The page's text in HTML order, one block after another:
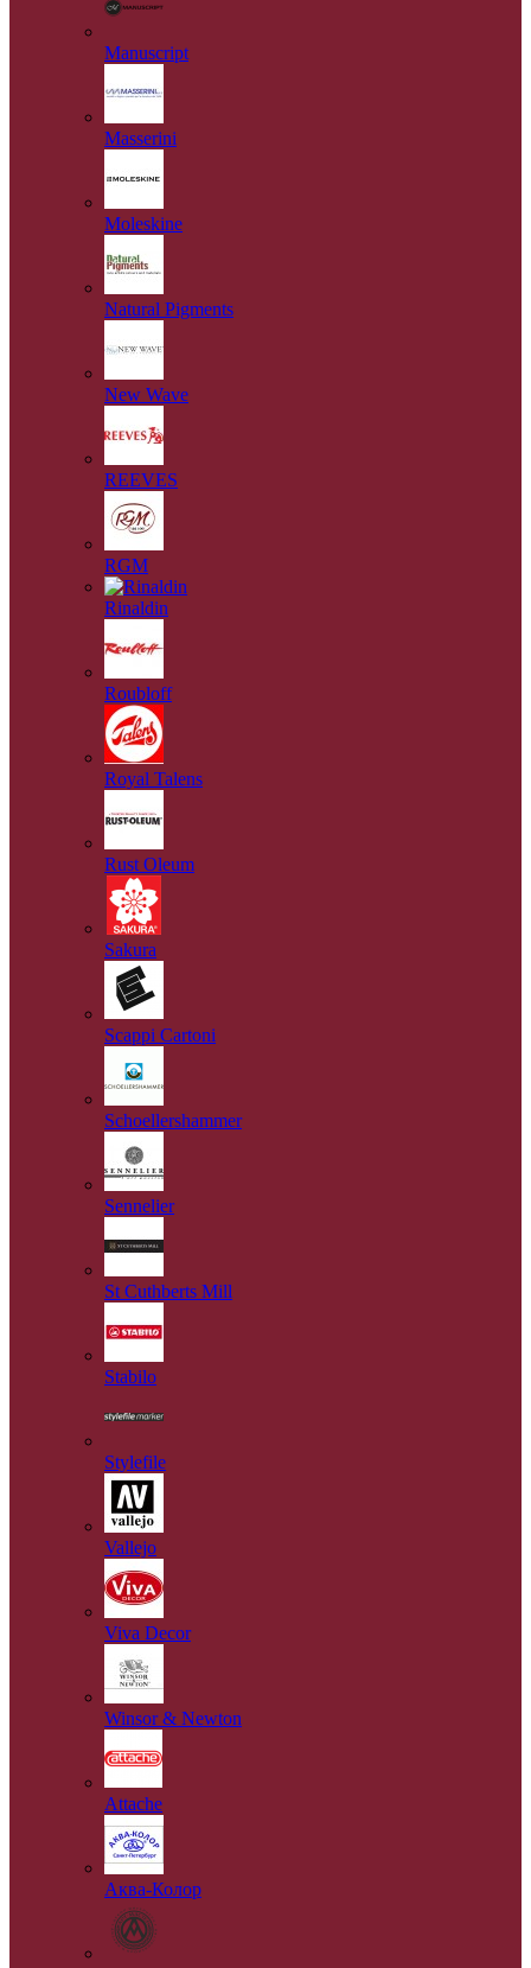
Manuscript
Masserini
Moleskine
Natural Pigments
New Wave
REEVES
RGM
Rinaldin
Roubloff
Royal Talens
Rust Oleum
Sakura
Scappi Cartoni
Schoellershammer
Sennelier
St Cuthberts Mill
Stabilo
Stylefile
Vallejo
Viva Decor
Winsor & Newton
Аttache
Аква-Колор